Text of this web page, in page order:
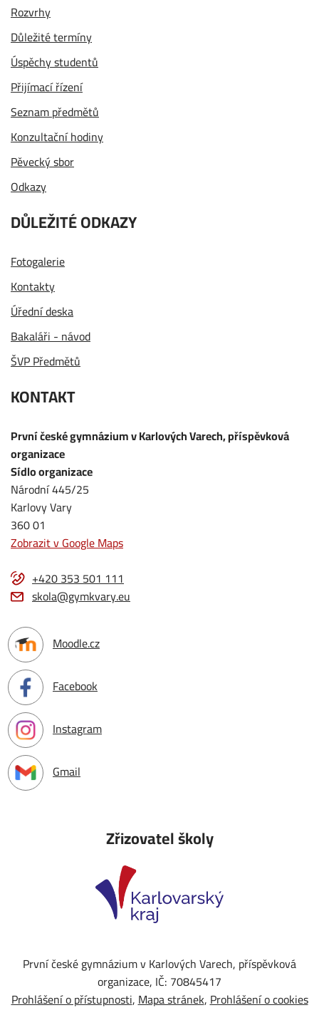
Rozvrhy
Důležité termíny
Úspěchy studentů
Přijímací řízení
Seznam předmětů
Konzultační hodiny
Pěvecký sbor
Odkazy
DŮLEŽITÉ ODKAZY
Fotogalerie
Kontakty
Úřední deska
Bakaláři - návod
ŠVP Předmětů
KONTAKT
První české gymnázium v Karlových Varech, příspěvková
organizace
Sídlo organizace
Národní 445/25
Karlovy Vary
360 01
Zobrazit v Google Maps
+420 353 501 111
skola@gymkvary.eu
Moodle.cz
Facebook
Instagram
Gmail
Zřizovatel školy
První české gymnázium v Karlových Varech, příspěvková
organizace, IČ: 70845417
Prohlášení o přístupnosti Mapa stránek Prohlášení o cookies